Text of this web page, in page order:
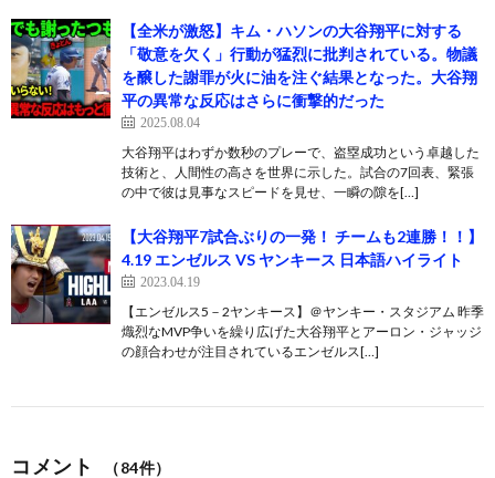
【全米が激怒】キム・ハソンの大谷翔平に対する
「敬意を欠く」行動が猛烈に批判されている。物議
を醸した謝罪が火に油を注ぐ結果となった。大谷翔
平の異常な反応はさらに衝撃的だった
2025.08.04
大谷翔平はわずか数秒のプレーで、盗塁成功という卓越した
技術と、人間性の高さを世界に示した。試合の7回表、緊張
の中で彼は見事なスピードを見せ、一瞬の隙を[…]
【大谷翔平7試合ぶりの一発！ チームも2連勝！！】
4.19 エンゼルス VS ヤンキース 日本語ハイライト
2023.04.19
【エンゼルス5－2ヤンキース】＠ヤンキー・スタジアム 昨季
熾烈なMVP争いを繰り広げた大谷翔平とアーロン・ジャッジ
の顔合わせが注目されているエンゼルス[…]
コメント （84件）